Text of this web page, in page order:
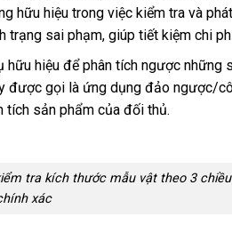
hữu hiệu trong việc kiểm tra và
trạng sai phạm, giúp tiết kiệm chi
hữu hiệu để phân tích ngược những
được gọi là ứng dụng đảo ngược/
tích sản phẩm của đối thủ.
tra kích thước mẫu vật theo 3
xác